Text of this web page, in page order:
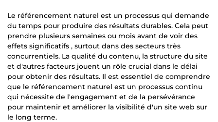
Le référencement naturel est un processus qui demande
du temps pour produire des résultats durables. Cela peut
prendre plusieurs semaines ou mois avant de voir des
effets significatifs , surtout dans des secteurs très
concurrentiels. La qualité du contenu, la structure du site
et d'autres facteurs jouent un rôle crucial dans le délai
pour obtenir des résultats. Il est essentiel de comprendre
que le référencement naturel est un processus continu
qui nécessite de l'engagement et de la persévérance
pour maintenir et améliorer la visibilité d'un site web sur
le long terme.